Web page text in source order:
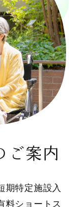
ご案内
期特定施設入
料ショートス